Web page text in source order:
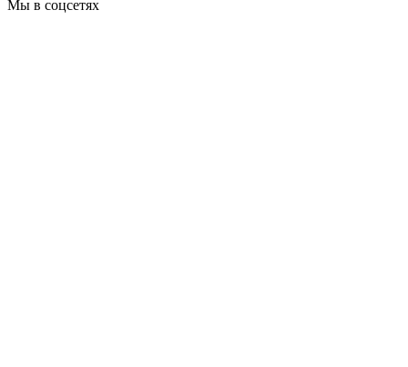
Мы в соцсетях